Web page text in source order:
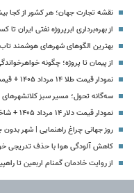
نقشه تجارت جهان؛ هر کشور از کجا
از بهره‌برداری ابرپروژه نفتی ایران تا کسب ۶ مدال توسط ملی‌پوشان
بهترین الگوهای شهرهای هوشمند تاب‌آور
از پیمان تا پروژه؛ چگونه
نمودار قیمت طلا ۱۴ مرداد ۱۴۰۵ + قیمت جهانی طلا
سه‌گانه تحول؛ مسیر سبز
نمودار قیمت دلار ۱۴ مرداد ۱۴۰۵ + شاخص دلار آمریکا
روز جهانی چراغ راهنمایی | شهر
کاهش آلودگی هوا با حذف تدریجی
از روایت خادمان گمنام اربعین تا